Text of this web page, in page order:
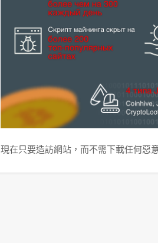
現在只要造訪網站，而不需下載任何惡